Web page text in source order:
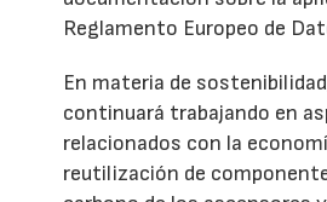
Reglamento Europeo de
En materia de
continuará trabajando en
relacionados con la
reutilización de